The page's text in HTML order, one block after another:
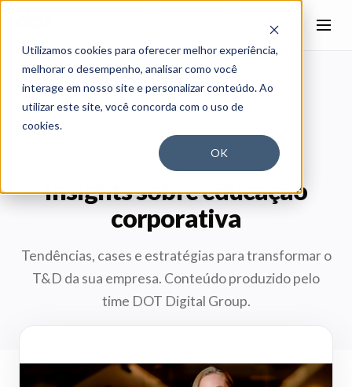
Utilizamos cookies para oferecer melhor experiência,
melhorar o desempenho, analisar como você
interage em nosso site e personalizar conteúdo. Ao
utilizar este site, você concorda com o uso de
cookies.
OK
Insights sobre educação
corporativa
Tendências, cases e estratégias para transformar o
T&D da sua empresa. Conteúdo produzido pelo
time DOT Digital Group.